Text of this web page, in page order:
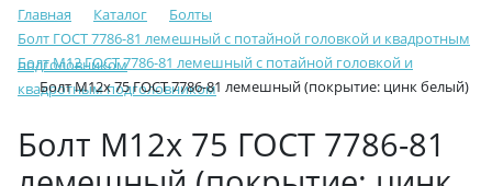
Главная Каталог
Болты
Болт ГОСТ 7786-81 лемешный c потайной головкой и квадротным
подголовником
Болт М12 ГОСТ 7786-81 лемешный c потайной головкой и
квадротным подголовником
Болт М12х 75 ГОСТ 7786-81 лемешный (покрытие: цинк белый)
Болт М12х 75 ГОСТ 7786-81